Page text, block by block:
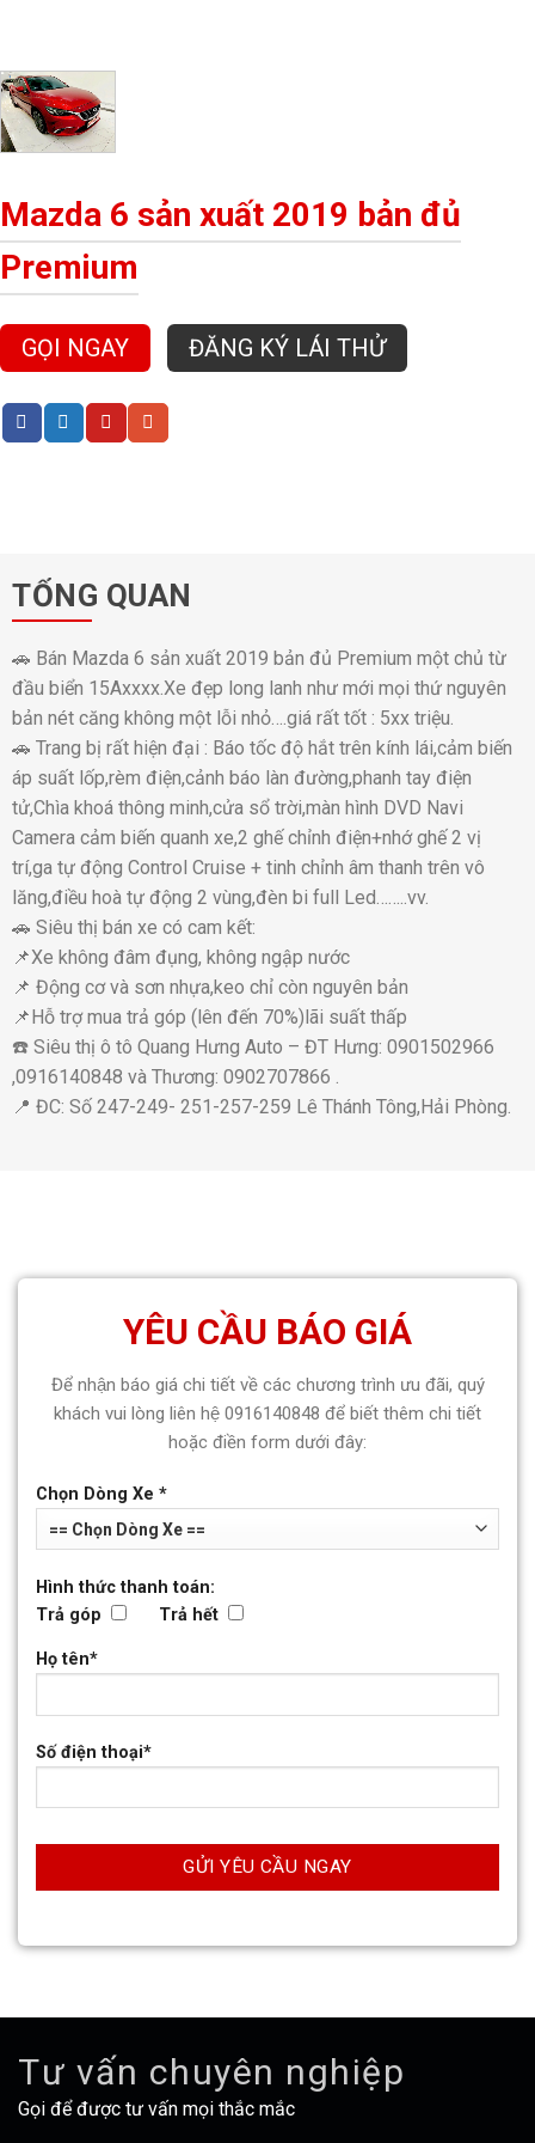
Mazda 6 sản xuất 2019 bản đủ
Premium
GỌI NGAY ĐĂNG KÝ LÁI THỬ
TỔNG QUAN
🚗 Bán Mazda 6 sản xuất 2019 bản đủ Premium một chủ từ
đầu biển 15Axxxx.Xe đẹp long lanh như mới mọi thứ nguyên
bản nét căng không một lỗi nhỏ….giá rất tốt : 5xx triệu.
🚗 Trang bị rất hiện đại : Báo tốc độ hắt trên kính lái,cảm biến
áp suất lốp,rèm điện,cảnh báo làn đường,phanh tay điện
tử,Chìa khoá thông minh,cửa sổ trời,màn hình DVD Navi
Camera cảm biến quanh xe,2 ghế chỉnh điện+nhớ ghế 2 vị
trí,ga tự động Control Cruise + tinh chỉnh âm thanh trên vô
lăng,điều hoà tự động 2 vùng,đèn bi full Led……..vv.
🚗 Siêu thị bán xe có cam kết:
📌Xe không đâm đụng, không ngập nước
📌 Động cơ và sơn nhựa,keo chỉ còn nguyên bản
📌Hỗ trợ mua trả góp (lên đến 70%)lãi suất thấp
☎️ Siêu thị ô tô Quang Hưng Auto – ĐT Hưng: 0901502966
,0916140848 và Thương: 0902707866 .
📍 ĐC: Số 247-249- 251-257-259 Lê Thánh Tông,Hải Phòng.
YÊU CẦU BÁO GIÁ
Để nhận báo giá chi tiết về các chương trình ưu đãi, quý
khách vui lòng liên hệ 0916140848 để biết thêm chi tiết
hoặc điền form dưới đây:
Chọn Dòng Xe *
Hình thức thanh toán:
Trả góp
Trả hết
Họ tên*
Số điện thoại*
Tư vấn chuyên nghiệp
Gọi để được tư vấn mọi thắc mắc